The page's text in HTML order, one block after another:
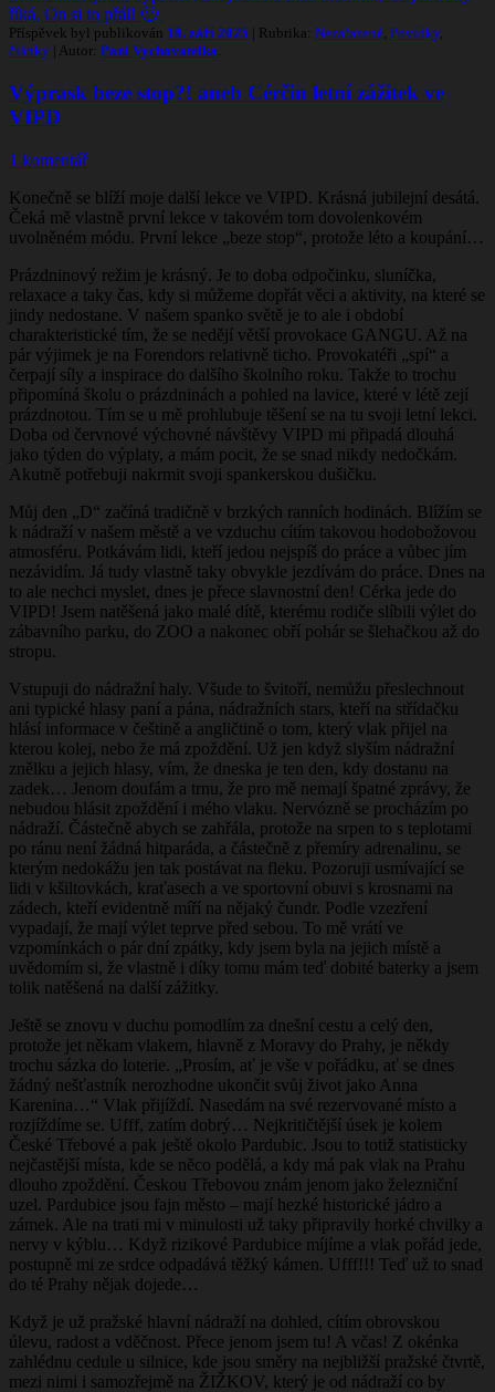
říká, On si to přál! 🙂
Příspěvek byl publikován 18. září 2025 | Rubrika: Nezařazené, Povídky,
články | Autor: Paní Vychovatelka.
Výprask beze stop?! aneb Cérčin letní zážitek ve
VIPD
1 komentář
Konečně se blíží moje další lekce ve VIPD. Krásná jubilejní desátá.
Čeká mě vlastně první lekce v takovém tom dovolenkovém
uvolněném módu. První lekce „beze stop“, protože léto a koupání…
Prázdninový režim je krásný. Je to doba odpočinku, sluníčka,
relaxace a taky čas, kdy si můžeme dopřát věci a aktivity, na které se
jindy nedostane. V našem spanko světě je to ale i období
charakteristické tím, že se nedějí větší provokace GANGU. Až na
pár výjimek je na Forendors relativně ticho. Provokatéři „spí“ a
čerpají síly a inspirace do dalšího školního roku. Takže to trochu
připomíná školu o prázdninách a pohled na lavice, které v létě zejí
prázdnotou. Tím se u mě prohlubuje těšení se na tu svoji letní lekci.
Doba od červnové výchovné návštěvy VIPD mi připadá dlouhá
jako týden do výplaty, a mám pocit, že se snad nikdy nedočkám.
Akutně potřebuji nakrmit svoji spankerskou dušičku.
Můj den „D“ začíná tradičně v brzkých ranních hodinách. Blížím se
k nádraží v našem městě a ve vzduchu cítím takovou hodobožovou
atmosféru. Potkávám lidi, kteří jedou nejspíš do práce a vůbec jím
nezávidím. Já tudy vlastně taky obvykle jezdívám do práce. Dnes na
to ale nechci myslet, dnes je přece slavnostní den! Cérka jede do
VIPD! Jsem natěšená jako malé dítě, kterému rodiče slíbili výlet do
zábavního parku, do ZOO a nakonec obří pohár se šlehačkou až do
stropu.
Vstupuji do nádražní haly. Všude to švitoří, nemůžu přeslechnout
ani typické hlasy paní a pána, nádražních stars, kteří na střídačku
hlásí informace v češtině a angličtině o tom, který vlak přijel na
kterou kolej, nebo že má zpoždění. Už jen když slyším nádražní
znělku a jejich hlasy, vím, že dneska je ten den, kdy dostanu na
zadek… Jenom doufám a trnu, že pro mě nemají špatné zprávy, že
nebudou hlásit zpoždění i mého vlaku. Nervózně se procházím po
nádraží. Částečně abych se zahřála, protože na srpen to s teplotami
po ránu není žádná hitparáda, a částečně z přemíry adrenalinu, se
kterým nedokážu jen tak postávat na fleku. Pozoruji usmívající se
lidi v kšiltovkách, kraťasech a ve sportovní obuvi s krosnami na
zádech, kteří evidentně míří na nějaký čundr. Podle vzezření
vypadají, že mají výlet teprve před sebou. To mě vrátí ve
vzpomínkách o pár dní zpátky, kdy jsem byla na jejich místě a
uvědomím si, že vlastně i díky tomu mám teď dobité baterky a jsem
tolik natěšená na další zážitky.
Ještě se znovu v duchu pomodlím za dnešní cestu a celý den,
protože jet někam vlakem, hlavně z Moravy do Prahy, je někdy
trochu sázka do loterie. „Prosím, ať je vše v pořádku, ať se dnes
žádný nešťastník nerozhodne ukončit svůj život jako Anna
Karenina…“ Vlak přijíždí. Nasedám na své rezervované místo a
rozjíždíme se. Ufff, zatím dobrý… Nejkritičtější úsek je kolem
České Třebové a pak ještě okolo Pardubic. Jsou to totiž statisticky
nejčastější místa, kde se něco podělá, a kdy má pak vlak na Prahu
dlouho zpoždění. Českou Třebovou znám jenom jako železniční
uzel. Pardubice jsou fajn město – mají hezké historické jádro a
zámek. Ale na trati mi v minulosti už taky připravily horké chvilky a
nervy v kýblu… Když rizikové Pardubice míjíme a vlak pořád jede,
postupně mi ze srdce odpadává těžký kámen. Ufff!!! Teď už to snad
do té Prahy nějak dojede…
Když je už pražské hlavní nádraží na dohled, cítím obrovskou
úlevu, radost a vděčnost. Přece jenom jsem tu! A včas! Z okénka
zahlédnu cedule u silnice, kde jsou směry na nejbližší pražské čtvrtě,
mezi nimi i samozřejmě na ŽIŽKOV, který je od nádraží co by